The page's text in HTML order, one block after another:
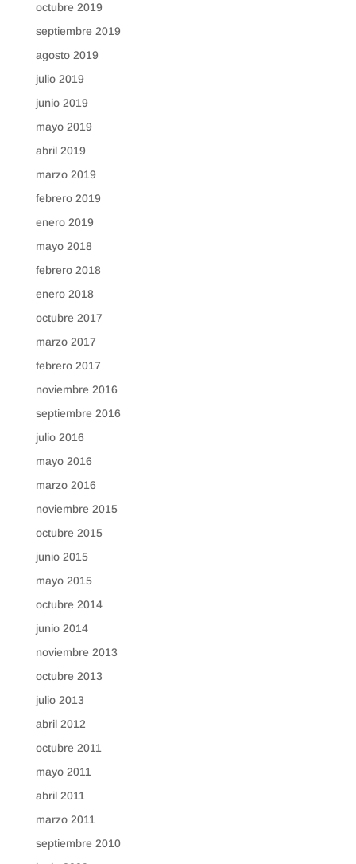
octubre 2019
septiembre 2019
agosto 2019
julio 2019
junio 2019
mayo 2019
abril 2019
marzo 2019
febrero 2019
enero 2019
mayo 2018
febrero 2018
enero 2018
octubre 2017
marzo 2017
febrero 2017
noviembre 2016
septiembre 2016
julio 2016
mayo 2016
marzo 2016
noviembre 2015
octubre 2015
junio 2015
mayo 2015
octubre 2014
junio 2014
noviembre 2013
octubre 2013
julio 2013
abril 2012
octubre 2011
mayo 2011
abril 2011
marzo 2011
septiembre 2010